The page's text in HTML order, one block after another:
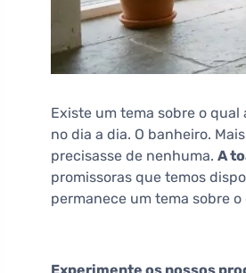
Existe um tema sobre o
no dia a dia. O banheiro.
precisasse de nenhuma. A
promissoras que temos
permanece um tema sobre